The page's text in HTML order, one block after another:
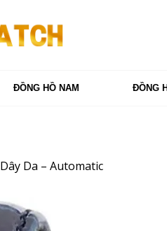
ĐỒNG HỒ NAM ĐỒNG
Da – Automatic